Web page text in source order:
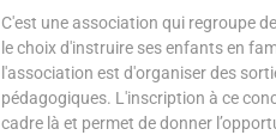
C'est une association qui regroupe
le choix d'instruire ses enfants en
l'association est d'organiser des
pédagogiques. L'inscription à ce
cadre là et permet de donner